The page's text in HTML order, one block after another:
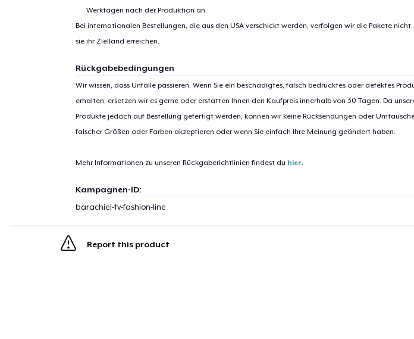
Werktagen nach der Produktion an.
Bei internationalen Bestellungen, die aus den USA verschickt werden, verfolgen wir die Pakete
sie ihr Zielland erreichen.
Rückgabebedingungen
Wir wissen, dass Unfälle passieren. Wenn Sie ein beschädigtes, falsch bedrucktes oder defektes
erhalten, ersetzen wir es gerne oder erstatten Ihnen den Kaufpreis innerhalb von 30 Tagen. Da
Produkte jedoch auf Bestellung gefertigt werden, können wir keine Rücksendungen oder
falscher Größen oder Farben akzeptieren oder wenn Sie einfach Ihre Meinung geändert haben.
Mehr Informationen zu unseren Rückgaberichtlinien findest du hier.
Kampagnen-ID:
barachiel-tv-fashion-line
Report this product